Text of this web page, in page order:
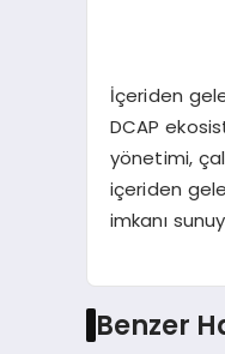
İçeriden
DCAP
yönetimi,
içeriden
imkanı
Benzer